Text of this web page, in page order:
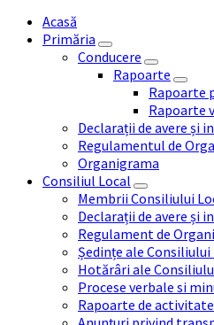
Acasă
Primăria
Conducere
Rapoarte
Rapoarte
Rapoarte
Declarații de avere și
Regulamentul de
Organigrama
Consiliul Local
Membrii Consiliului
Declarații de avere și
Regulament de
Ședințe ale Consiliului
Hotărâri ale
Procese verbale si
Rapoarte de